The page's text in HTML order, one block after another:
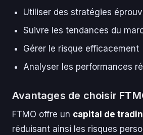
Utiliser des stratégies
Suivre les tendances du
Gérer le risque efficacement
Analyser les performances
Avantages de choisir
FTMO offre un capital de
réduisant ainsi les risques